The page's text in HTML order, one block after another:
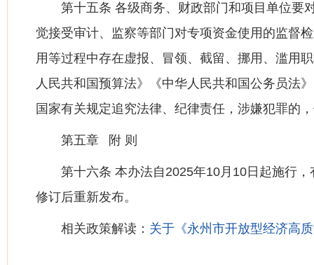
第十五条 各级商务、财政部门和项目单位要
觉接受审计、监察等部门对专项资金使用的监督
用等过程中存在虚报、冒领、截留、挪用、滥用
人民共和国预算法》《中华人民共和国公务员法
国家有关规定追究法律、纪律责任，涉嫌犯罪的
第五章 附 则
第十六条 本办法自2025年10月10日起施行
修订后重新发布。
相关政策解读： 关于《永州市开放型经济高